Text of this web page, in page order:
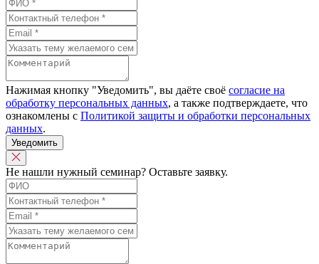
Нажимая кнопку "Уведомить", вы даёте своё согласие на
обработку персональных данных, а также подтверждаете, что
ознакомлены с Политикой защиты и обработки персональных
данных.
Уведомить
Не нашли нужный семинар? Оставьте заявку.